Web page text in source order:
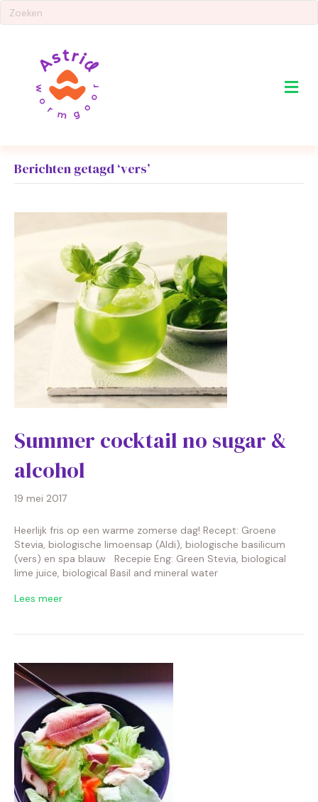
Berichten getagd ‘vers’
Summer cocktail no sugar &
alcohol
19 mei 2017
Heerlijk fris op een warme zomerse dag! Recept: Groene
Stevia, biologische limoensap (Aldi), biologische basilicum
(vers) en spa blauw Recepie Eng: Green Stevia, biological
lime juice, biological Basil and mineral water
Lees meer